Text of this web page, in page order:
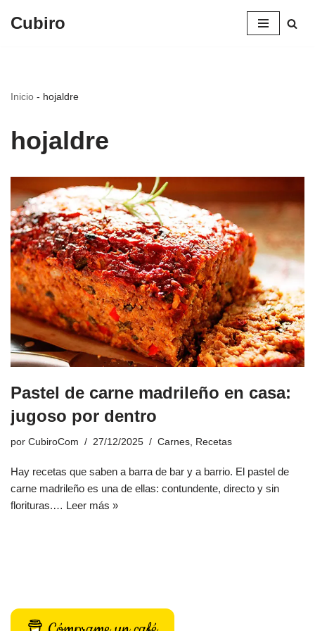
Cubiro
Inicio - hojaldre
hojaldre
Pastel de carne madrileño en casa:
jugoso por dentro
por CubiroCom 27/12/2025 Carnes, Recetas
Hay recetas que saben a barra de bar y a barrio. El pastel de
carne madrileño es una de ellas: contundente, directo y sin
florituras.… Leer más »